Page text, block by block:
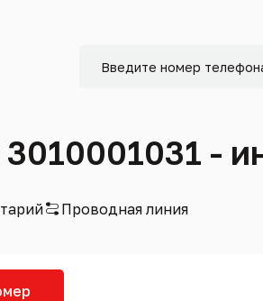
3010001031 -
Проводная линия